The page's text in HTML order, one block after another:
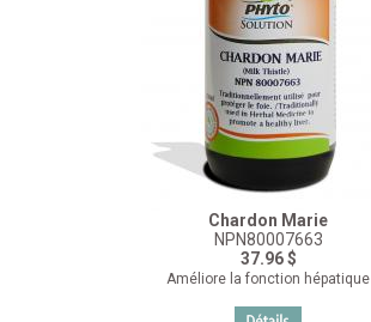
Chardon Marie
NPN80007663
37.96 $
Améliore la fonction hépatique